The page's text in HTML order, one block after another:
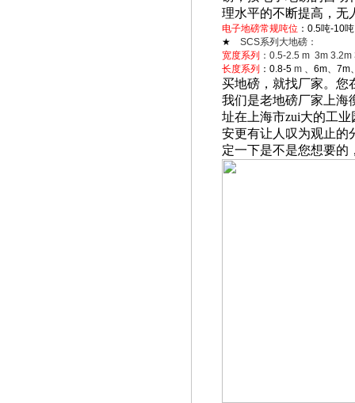
理水平的不断提高，无
电子地磅常规吨位 ：0.5吨-10
★ SCS系列大地磅：
宽度系列 ：0.5-2.5 m 3m 3.2m
长度系列 ：0.8-5m、6m、7m
买地磅，就找厂家。您
我们是老地磅厂家上海
址在上海市zui大的工
安更有让人叹为观止的
定一下是不是您想要的